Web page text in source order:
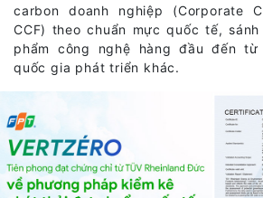
carbon doanh nghiệp (Corporate
CCF) theo chuẩn mực quốc tế,
phẩm công nghệ hàng đầu đến
quốc gia phát triển khác.